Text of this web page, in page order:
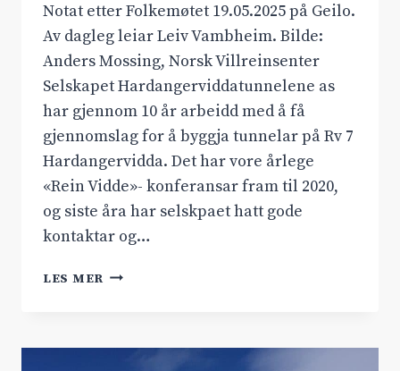
Notat etter Folkemøtet 19.05.2025 på Geilo.
Av dagleg leiar Leiv Vambheim. Bilde:
Anders Mossing, Norsk Villreinsenter
Selskapet Hardangerviddatunnelene as
har gjennom 10 år arbeidd med å få
gjennomslag for å byggja tunnelar på Rv 7
Hardangervidda. Det har vore årlege
«Rein Vidde»- konferansar fram til 2020,
og siste åra har selskpaet hatt gode
kontaktar og…
LES MER NYTTIG